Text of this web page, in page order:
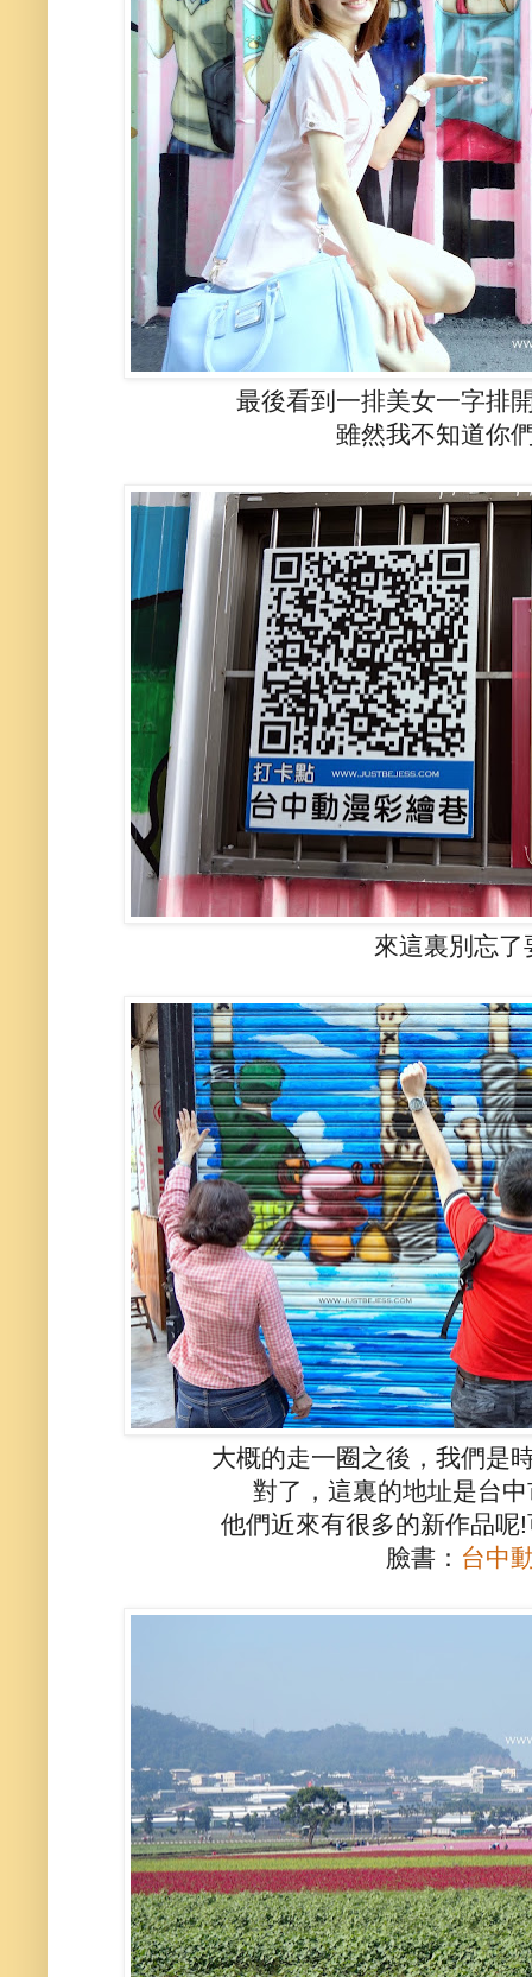
最後看到一排美女一字排
雖然我不知道你
來這裏別忘了
大概的走一圈之後，我們是
對了，這裏的地址是台
他們近來有很多的新作品呢
臉書： 台中